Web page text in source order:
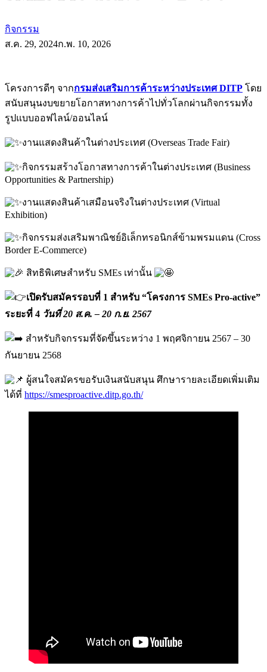
กิจกรรม
ส.ค. 29, 2024ก.พ. 10, 2026
โครงการดีๆ จากกรมส่งเสริมการค้าระหว่างประเทศ DITP โดย
สนับสนุนงบขยายโอกาสทางการค้าไปทั่วโลกผ่านกิจกรรมทั้ง
รูปแบบออฟไลน์/ออนไลน์
งานแสดงสินค้าในต่างประเทศ (Overseas Trade Fair)
กิจกรรมสร้างโอกาสทางการค้าในต่างประเทศ (Business
Opportunities & Partnership)
งานแสดงสินค้าเสมือนจริงในต่างประเทศ (Virtual
Exhibition)
กิจกรรมส่งเสริมพาณิชย์อิเล็กทรอนิกส์ข้ามพรมแดน (Cross
Border E-Commerce)
สิทธิพิเศษสำหรับ SMEs เท่านั้น
เปิดรับสมัครรอบที่ 1 สำหรับ “โครงการ SMEs Pro-active”
ระยะที่ 4 วันที่ 20 ส.ค. – 20 ก.ย. 2567
สำหรับกิจกรรมที่จัดขึ้นระหว่าง 1 พฤศจิกายน 2567 – 30
กันยายน 2568
ผู้สนใจสมัครขอรับเงินสนับสนุน ศึกษารายละเอียดเพิ่มเติม
ได้ที่ https://smesproactive.ditp.go.th/